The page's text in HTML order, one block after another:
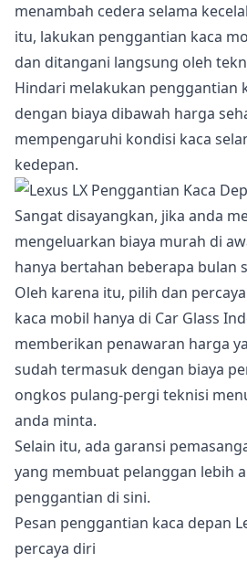
menambah cedera selama
itu, lakukan penggantian kaca
dan ditangani langsung oleh
Hindari melakukan penggantian
dengan biaya dibawah harga
mempengaruhi kondisi kaca
kedepan.
Sangat disayangkan, jika anda
mengeluarkan biaya murah di
hanya bertahan beberapa bulan
Oleh karena itu, pilih dan
kaca mobil hanya di Car Glass
memberikan penawaran harga
sudah termasuk dengan biaya
ongkos pulang-pergi teknisi
anda minta.
Selain itu, ada garansi
yang membuat pelanggan lebih
penggantian di sini.
Pesan penggantian kaca depan
percaya diri